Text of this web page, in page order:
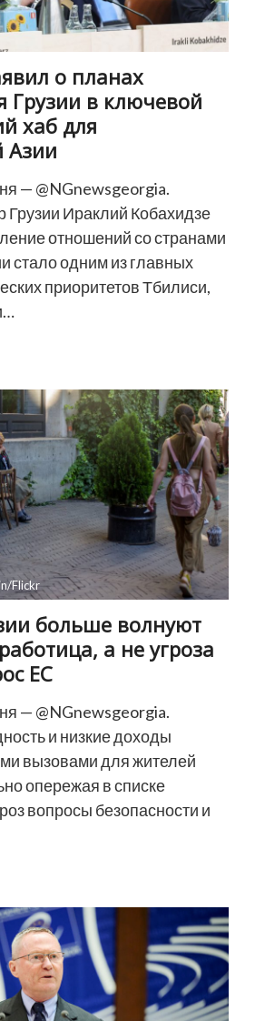
о планах
Грузии в ключевой
хаб для
Азии
— @NGnewsgeorgia.
Ираклий Кобахидзе
отношений со странами
стало одним из главных
приоритетов Тбилиси,
Flickr
больше волнуют
а не угроза
ЕС
— @NGnewsgeorgia.
и низкие доходы
вызовами для жителей
опережая в списке
вопросы безопасности и